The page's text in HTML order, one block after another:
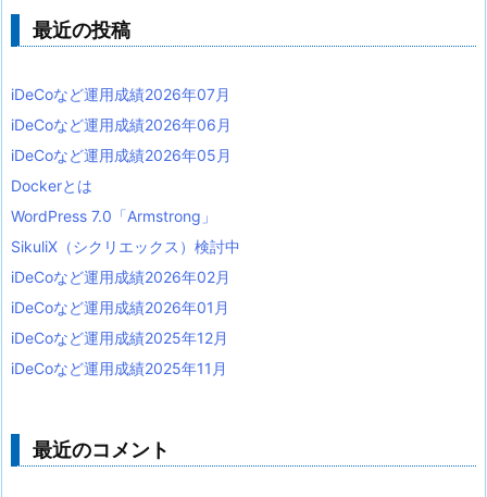
最近の投稿
iDeCoなど運用成績2026年07月
iDeCoなど運用成績2026年06月
iDeCoなど運用成績2026年05月
Dockerとは
WordPress 7.0「Armstrong」
SikuliX（シクリエックス）検討中
iDeCoなど運用成績2026年02月
iDeCoなど運用成績2026年01月
iDeCoなど運用成績2025年12月
iDeCoなど運用成績2025年11月
最近のコメント